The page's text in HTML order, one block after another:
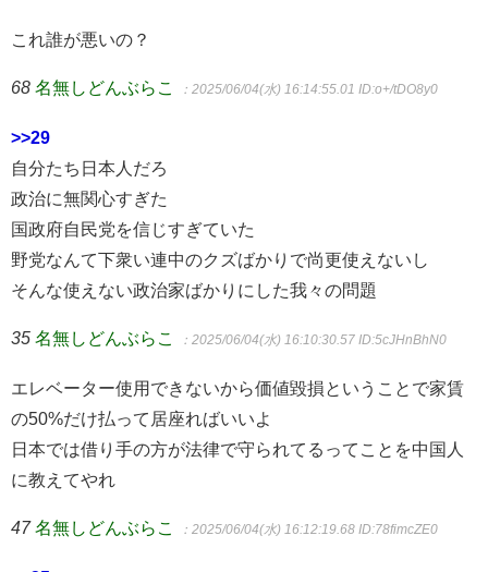
これ誰が悪いの？
68 名無しどんぶらこ ：2025/06/04(水) 16:14:55.01 ID:o+/tDO8y0
>>29
自分たち日本人だろ
政治に無関心すぎた
国政府自民党を信じすぎていた
野党なんて下衆い連中のクズばかりで尚更使えないし
そんな使えない政治家ばかりにした我々の問題
35 名無しどんぶらこ ：2025/06/04(水) 16:10:30.57 ID:5cJHnBhN0
エレベーター使用できないから価値毀損ということで家賃
の50%だけ払って居座ればいいよ
日本では借り手の方が法律で守られてるってことを中国人
に教えてやれ
47 名無しどんぶらこ ：2025/06/04(水) 16:12:19.68 ID:78fimcZE0